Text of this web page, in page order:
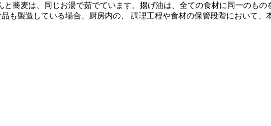
蕎麦は、同じお湯で茹でています。揚げ油は、全ての食材に同一のも
も製造している場合、厨房内の、 調理工程や食材の保管段階において、